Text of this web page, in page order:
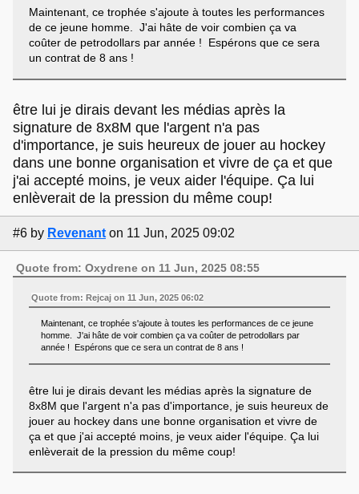
Maintenant, ce trophée s'ajoute à toutes les performances
de ce jeune homme. J'ai hâte de voir combien ça va
coûter de petrodollars par année ! Espérons que ce sera
un contrat de 8 ans !
être lui je dirais devant les médias après la
signature de 8x8M que l'argent n'a pas
d'importance, je suis heureux de jouer au hockey
dans une bonne organisation et vivre de ça et que
j'ai accepté moins, je veux aider l'équipe. Ça lui
enlèverait de la pression du même coup!
#6 by Revenant on 11 Jun, 2025 09:02
Quote from: Oxydrene on 11 Jun, 2025 08:55
Quote from: Rejcaj on 11 Jun, 2025 06:02
Maintenant, ce trophée s'ajoute à toutes les performances de ce jeune
homme. J'ai hâte de voir combien ça va coûter de petrodollars par
année ! Espérons que ce sera un contrat de 8 ans !
être lui je dirais devant les médias après la signature de
8x8M que l'argent n'a pas d'importance, je suis heureux de
jouer au hockey dans une bonne organisation et vivre de
ça et que j'ai accepté moins, je veux aider l'équipe. Ça lui
enlèverait de la pression du même coup!